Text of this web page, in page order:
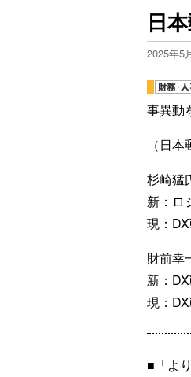
日
2025年5
事異動
（日本
杉崎猛
新：ロ
現：
財前幸
新：
現：
■「よ